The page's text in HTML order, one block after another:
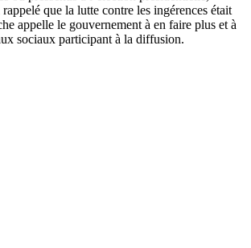
que la lutte contre les ingérences était
appelle le gouvernement à en faire plus et à
sociaux participant à la diffusion.